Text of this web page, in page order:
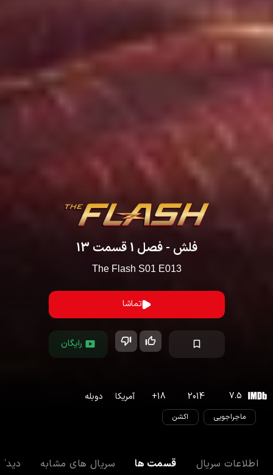
فلش - فصل 1 قسمت 13
The Flash S01 E013
تماشا
رایگان
7.5
2014
18
+ آمریکا دوبله
ماجراجویی اکشن
اطلاعات سریال قسمت ها سریال های مشابه